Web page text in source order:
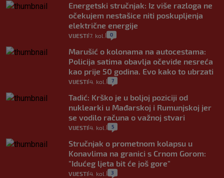
Energetski stručnjak: Iz više razloga ne
očekujem nestašice niti poskupljenja
električne energije
VIJESTI 7. kol. 0
Marušić o kolonama na autocestama:
Policija satima obavlja očevide nesreća
kao prije 50 godina. Evo kako to ubrzati
VIJESTI 4. kol. 7
Tadić: Krško je u boljoj poziciji od
nuklearki u Mađarskoj i Rumunjskoj jer
se vodilo računa o važnoj stvari
VIJESTI 4. kol. 5
Stručnjak o prometnom kolapsu u
Konavlima na granici s Crnom Gorom:
"Idućeg ljeta bit će još gore"
VIJESTI 4. kol. 3